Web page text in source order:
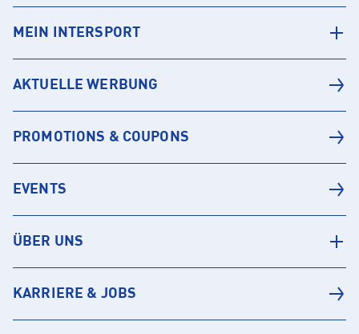
MEIN INTERSPORT
AKTUELLE WERBUNG
PROMOTIONS & COUPONS
EVENTS
ÜBER UNS
KARRIERE & JOBS